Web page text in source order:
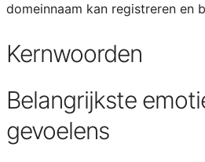
domeinnaam kan registreren en
Kernwoorden
Belangrijkste
gevoelens